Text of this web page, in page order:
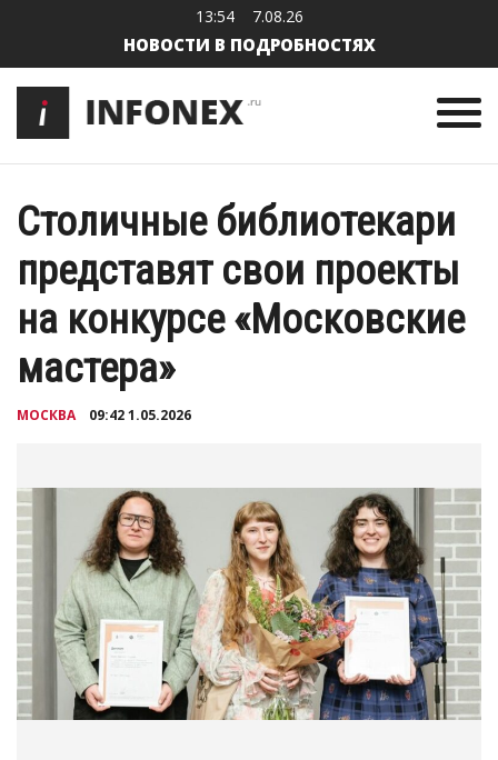
13:54 7.08.26
НОВОСТИ В ПОДРОБНОСТЯХ
Столичные библиотекари
представят свои проекты
на конкурсе «Московские
мастера»
МОСКВА 09:42 1.05.2026